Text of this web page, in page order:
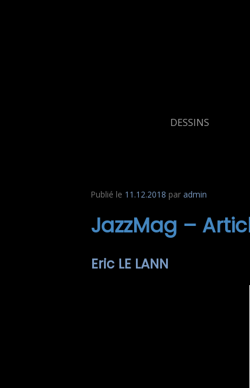
DESSINS
Publié le 11.12.2018 par admin
JazzMag –
Eric LE LANN